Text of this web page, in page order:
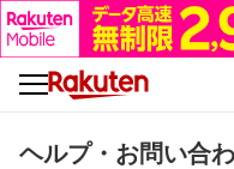
ヘルプ・お問い合